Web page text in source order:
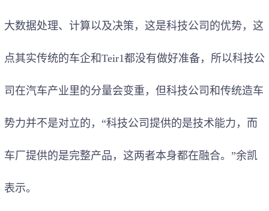
大数据处理、计算以及决策，这是科技公司的优势，这
点其实传统的车企和Teir1都没有做好准备，所以科技公
司在汽车产业里的分量会变重，但科技公司和传统造车
势力并不是对立的，“科技公司提供的是技术能力，而
车厂提供的是完整产品，这两者本身都在融合。”余凯
表示。